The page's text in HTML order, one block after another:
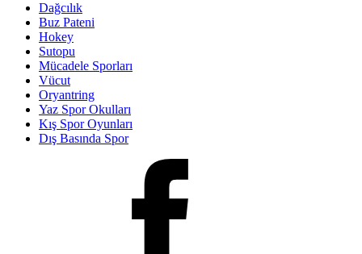
Dağcılık
Buz Pateni
Hokey
Sutopu
Mücadele Sporları
Vücut
Oryantring
Yaz Spor Okulları
Kış Spor Oyunları
Dış Basında Spor